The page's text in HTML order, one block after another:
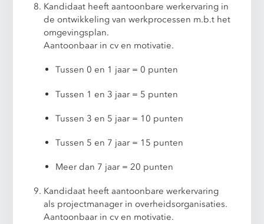
Kandidaat heeft aantoonbare werkervaring in
de ontwikkeling van werkprocessen m.b.t het
omgevingsplan.
Aantoonbaar in cv en motivatie.
Tussen 0 en 1 jaar = 0 punten
Tussen 1 en 3 jaar = 5 punten
Tussen 3 en 5 jaar = 10 punten
Tussen 5 en 7 jaar = 15 punten
Meer dan 7 jaar = 20 punten
Kandidaat heeft aantoonbare werkervaring
als projectmanager in overheidsorganisaties.
Aantoonbaar in cv en motivatie.